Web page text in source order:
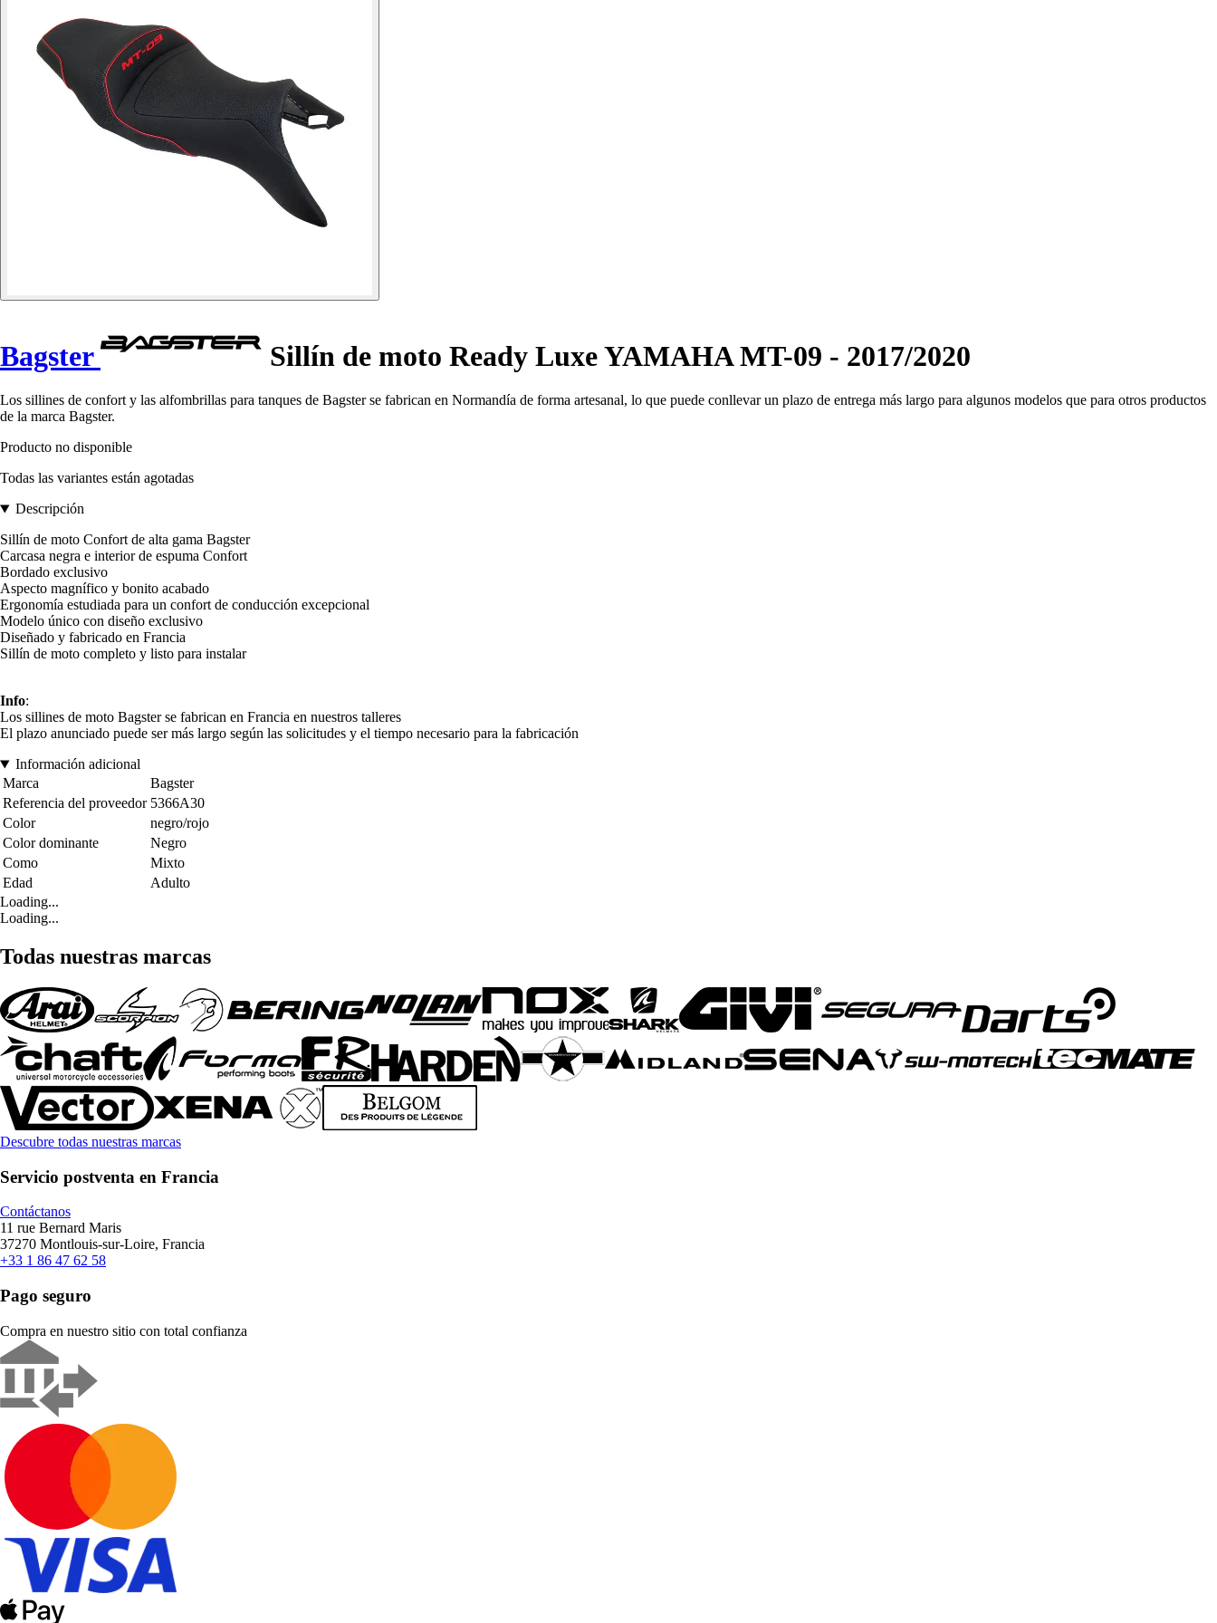
Bagster Sillín de moto Ready Luxe YAMAHA MT-09 - 2017/2020
Los sillines de confort y las alfombrillas para tanques de Bagster se fabrican en Normandía de forma artesanal, lo que puede conllevar un plazo de entrega más largo para algunos modelos que para otros productos
de la marca Bagster.
Producto no disponible
Todas las variantes están agotadas
Descripción
Sillín de moto Confort de alta gama Bagster
Carcasa negra e interior de espuma Confort
Bordado exclusivo
Aspecto magnífico y bonito acabado
Ergonomía estudiada para un confort de conducción excepcional
Modelo único con diseño exclusivo
Diseñado y fabricado en Francia
Sillín de moto completo y listo para instalar
Info:
Los sillines de moto Bagster se fabrican en Francia en nuestros talleres
El plazo anunciado puede ser más largo según las solicitudes y el tiempo necesario para la fabricación
Información adicional
Marca
Bagster
Referencia del proveedor 5366A30
Color
negro/rojo
Color dominante
Negro
Como
Mixto
Edad
Adulto
Loading...
Loading...
Todas nuestras marcas
Descubre todas nuestras marcas
Servicio postventa en Francia
Contáctanos
11 rue Bernard Maris
37270 Montlouis-sur-Loire, Francia
+33 1 86 47 62 58
Pago seguro
Compra en nuestro sitio con total confianza